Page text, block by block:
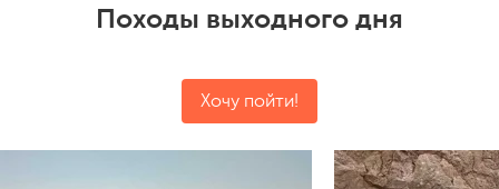
Походы выходного дня
Хочу пойти!